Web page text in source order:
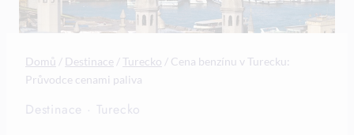
Domů / Destinace /Turecko / Cena benzínu v Turecku:
Průvodce cenami paliva
Destinace · Turecko